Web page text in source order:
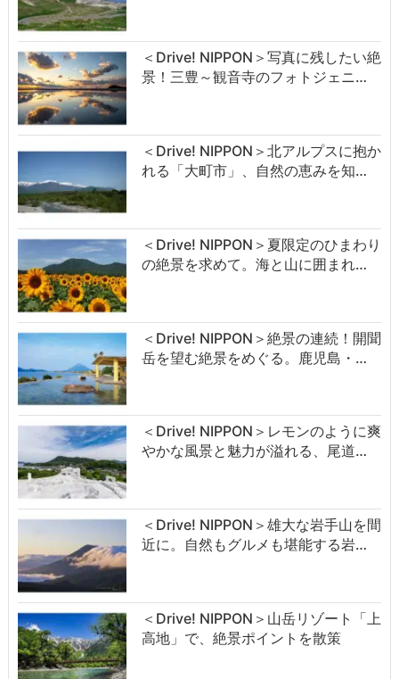
＜Drive! NIPPON＞写真に残したい絶
景！三豊～観音寺のフォトジェニ…
＜Drive! NIPPON＞北アルプスに抱か
れる「大町市」、自然の恵みを知…
＜Drive! NIPPON＞夏限定のひまわり
の絶景を求めて。海と山に囲まれ…
＜Drive! NIPPON＞絶景の連続！開聞
岳を望む絶景をめぐる。鹿児島・…
＜Drive! NIPPON＞レモンのように爽
やかな風景と魅力が溢れる、尾道…
＜Drive! NIPPON＞雄大な岩手山を間
近に。自然もグルメも堪能する岩…
＜Drive! NIPPON＞山岳リゾート「上
高地」で、絶景ポイントを散策